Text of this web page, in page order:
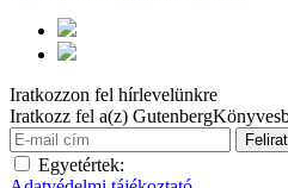
Iratkozzon fel hírlevelünkre
Iratkozz fel a(z)
Egyetértek: